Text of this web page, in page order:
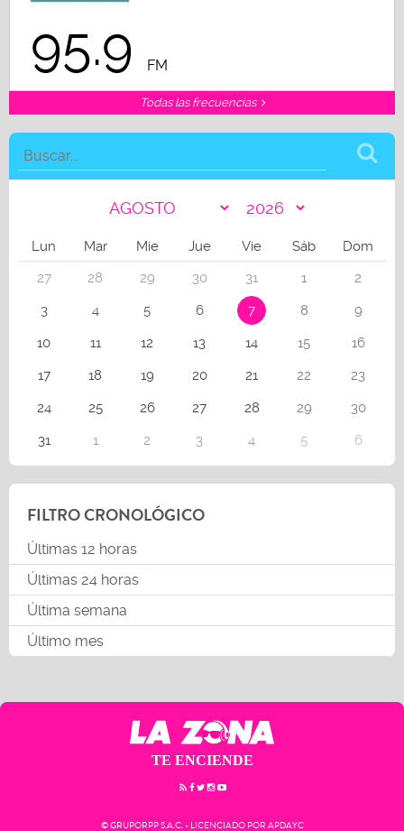
95.9 FM
Todas las frecuencias
Lun Mar Mie Jue Vie Sáb
Dom
27
28 29 30 31 1
2
3
4 5 6 7 8
9
10
11 12 13 14 15
16
17
18 19 20 21 22
23
24
25 26 27 28 29
30
31
1 2 3 4 5 6
FILTRO CRONOLÓGICO
Últimas 12 horas
Últimas 24 horas
Última semana
Último mes
TE ENCIENDE
© GRUPORPP S.A.C. - LICENCIADO POR APDAYC